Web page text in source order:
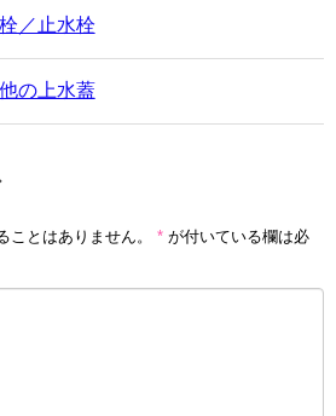
／止水栓
の上水蓋
ことはありません。 * が付いている欄は必